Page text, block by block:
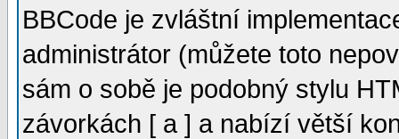
BBCode je zvláštní
administrátor (můžete toto
sám o sobě je podobný stylu
závorkách [ a ] a nabízí větší